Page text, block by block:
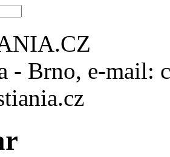
- Brno, e-mail: